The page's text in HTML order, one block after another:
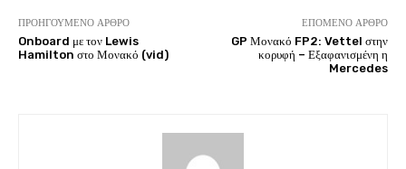
ΠΡΟΗΓΟΎΜΕΝΟ ΆΡΘΡΟ
Onboard με τον Lewis
Hamilton στο Μονακό (vid)
ΕΠΌΜΕΝΟ ΆΡΘΡΟ
GP Μονακό FP2: Vettel στην
κορυφή – Εξαφανισμένη η
Mercedes